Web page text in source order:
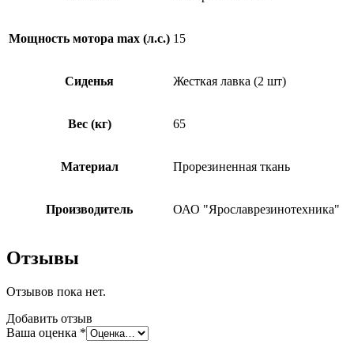
Мощность мотора max (л.с.) 15
Сиденья Жесткая лавка (2 шт)
Вес (кг) 65
Материал Прорезиненная ткань
Производитель ОАО "Ярославрезинотехника"
Отзывы
Отзывов пока нет.
Добавить отзыв
Ваша оценка *